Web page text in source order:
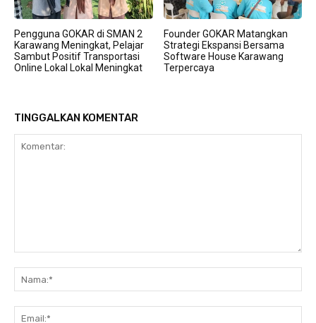
Pengguna GOKAR di SMAN 2
Karawang Meningkat, Pelajar
Sambut Positif Transportasi
Online Lokal Lokal Meningkat
Founder GOKAR Matangkan
Strategi Ekspansi Bersama
Software House Karawang
Terpercaya
TINGGALKAN KOMENTAR